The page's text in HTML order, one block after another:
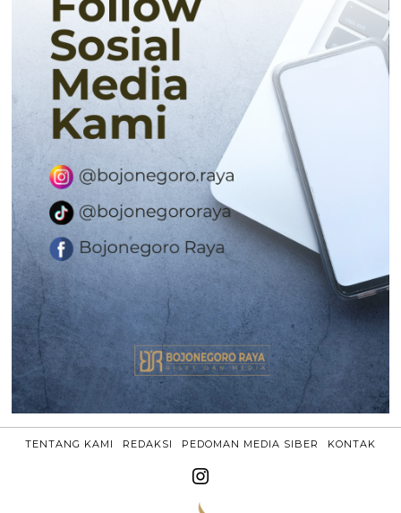
TENTANG KAMI REDAKSI PEDOMAN MEDIA SIBER KONTAK